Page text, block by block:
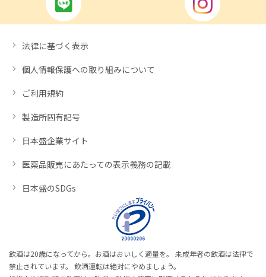
法律に基づく表示
個人情報保護への取り組みについて
ご利用規約
製造所固有記号
日本盛企業サイト
医薬品販売にあたっての表示義務の記載
日本盛のSDGs
飲酒は20歳になってから。お酒はおいしく適量を。 未成年者の飲酒は法律で
禁止されています。 飲酒運転は絶対にやめましょう。